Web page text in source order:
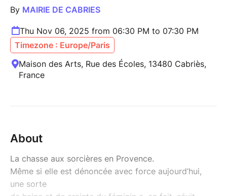
By MAIRIE DE CABRIES
Thu Nov 06, 2025 from 06:30 PM to 07:30 PM
Timezone : Europe/Paris
Maison des Arts, Rue des Écoles, 13480 Cabriès,
France
About
La chasse aux sorcières en Provence.
Même si elle est dénoncée avec force aujourd’hui,
une sorte